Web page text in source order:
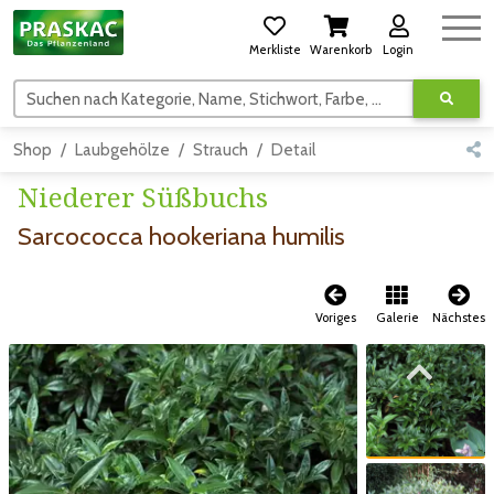
Merkliste Warenkorb Login
Suchen nach Kategorie, Name, Stichwort, Farbe, usw.
Shop Laubgehölze Strauch Detail
Niederer Süßbuchs
Sarcococca hookeriana humilis
Voriges Galerie Nächstes
Zum vorigen Bild